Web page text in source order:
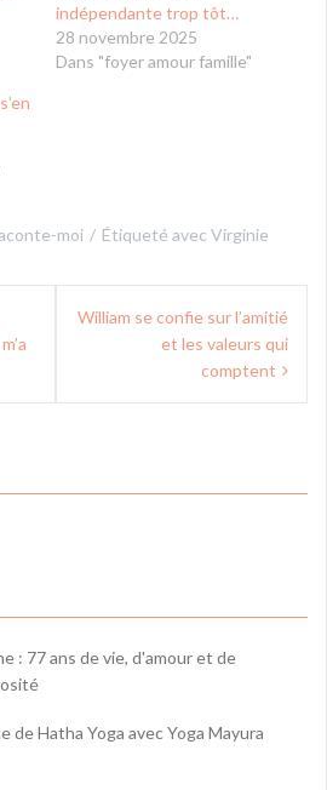
indépendante trop tôt…
28 novembre 2025
Dans "foyer amour famille"
moi Étiqueté avec Virginie
William se confie sur l’amitié
et les valeurs qui
comptent
: 77 ans de vie, d'amour et de
de Hatha Yoga avec Yoga Mayura